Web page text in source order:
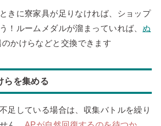
きに寮家具が足りなければ、ショップ
！ルームメダルが溜まっていれば、 ぬ
のかけらなどと交換できます
を集める
足している場合は、収集バトルを繰り